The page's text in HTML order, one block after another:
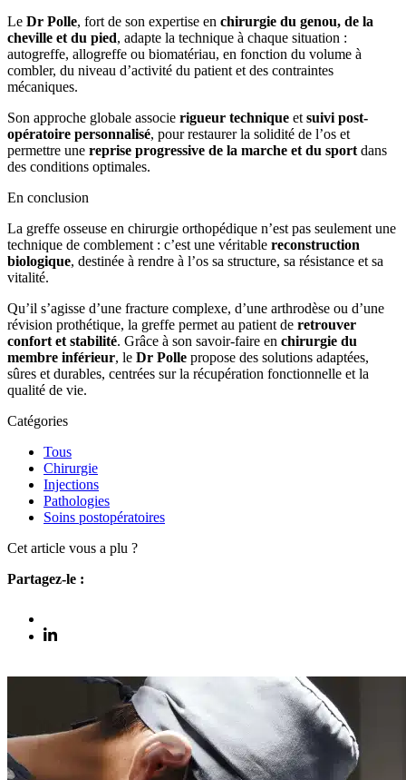
Le Dr Polle, fort de son expertise en chirurgie du genou, de la
cheville et du pied, adapte la technique à chaque situation :
autogreffe, allogreffe ou biomatériau, en fonction du volume à
combler, du niveau d’activité du patient et des contraintes
mécaniques.
Son approche globale associe rigueur technique et suivi post-
opératoire personnalisé, pour restaurer la solidité de l’os et
permettre une reprise progressive de la marche et du sport dans
des conditions optimales.
En conclusion
La greffe osseuse en chirurgie orthopédique n’est pas seulement une
technique de comblement : c’est une véritable reconstruction
biologique, destinée à rendre à l’os sa structure, sa résistance et sa
vitalité.
Qu’il s’agisse d’une fracture complexe, d’une arthrodèse ou d’une
révision prothétique, la greffe permet au patient de retrouver
confort et stabilité. Grâce à son savoir-faire en chirurgie du
membre inférieur, le Dr Polle propose des solutions adaptées,
sûres et durables, centrées sur la récupération fonctionnelle et la
qualité de vie.
Catégories
Tous
Chirurgie
Injections
Pathologies
Soins postopératoires
Cet article vous a plu ?
Partagez-le :